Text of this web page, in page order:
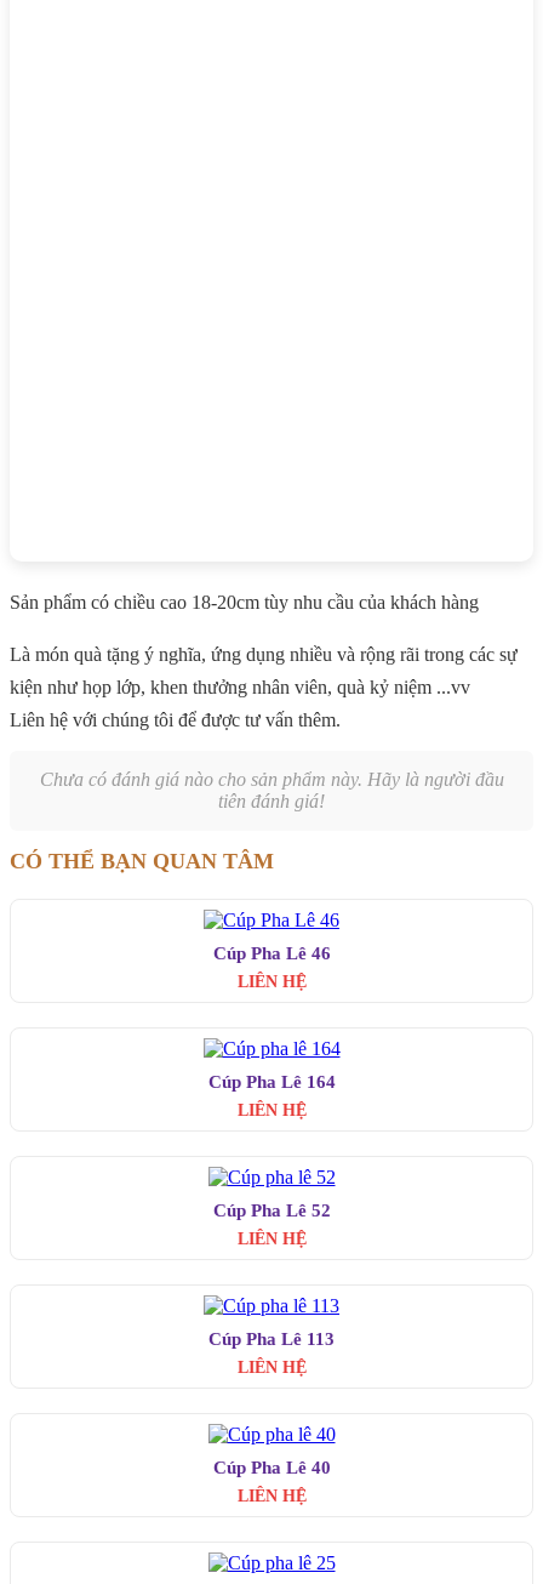
Sản phẩm có chiều cao 18-20cm tùy nhu cầu của khách hàng
Là món quà tặng ý nghĩa, ứng dụng nhiều và rộng rãi trong các sự
kiện như họp lớp, khen thưởng nhân viên, quà kỷ niệm ...vv
Liên hệ với chúng tôi để được tư vấn thêm.
Chưa có đánh giá nào cho sản phẩm này. Hãy là người đầu
tiên đánh giá!
CÓ THỂ BẠN QUAN TÂM
Cúp Pha Lê 46
LIÊN HỆ
Cúp Pha Lê 164
LIÊN HỆ
Cúp Pha Lê 52
LIÊN HỆ
Cúp Pha Lê 113
LIÊN HỆ
Cúp Pha Lê 40
LIÊN HỆ